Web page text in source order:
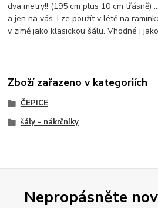
dva metry!! (195 cm plus 10 cm třásně)
a jen na vás. Lze použít v létě na
v zimě jako klasickou šálu. Vhodné i
Zboží zařazeno v kategoriích
ČEPICE
šály - nákrčníky
Nepropásněte